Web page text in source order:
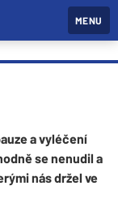
MENU
a vyléčení
se nenudil a
nás držel ve